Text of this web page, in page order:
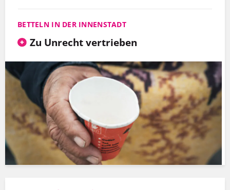
BETTELN IN DER INNENSTADT
Zu Unrecht vertrieben